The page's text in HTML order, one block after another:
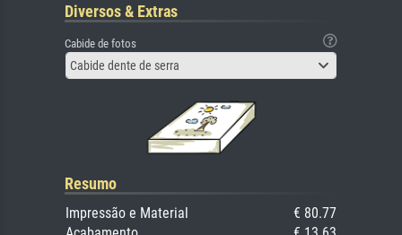
Diversos & Extras
Cabide de fotos
Cabide dente de serra
Resumo
Impressão e Material
€ 80.77